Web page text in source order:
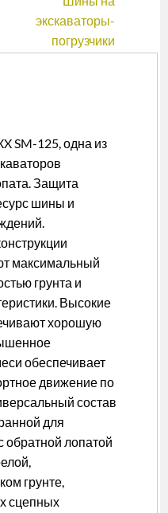
экскаваторы-
погрузчики
SM-125, одна из
Защита
шины и
максимальный
грунта и
Высокие
хорошую
обеспечивает
движение по
состав
для
обратной лопатой
грунте,
сцепных